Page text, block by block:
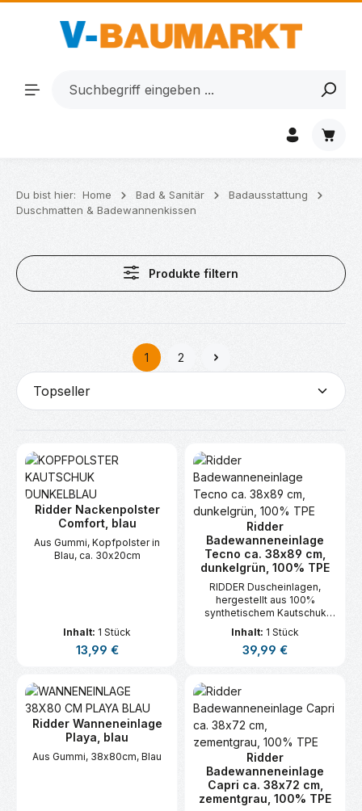
Zum Hauptinhalt springen
Du bist hier: Home Bad & Sanitär
Badausstattung
Duschmatten & Badewannenkissen
Produkte filtern
Seite
1
Seite
2
Ridder Nackenpolster
Comfort, blau
Aus Gummi, Kopfpolster in
Blau, ca. 30x20cm
Inhalt: 1 Stück
Regulärer Preis:
13,99 €
Ridder
Badewanneneinlage
Tecno ca. 38x89 cm,
dunkelgrün, 100% TPE
RIDDER Duscheinlagen,
hergestellt aus 100%
synthetischem Kautschuk
(TPE).
Inhalt: 1 Stück
Regulärer Preis:
39,99 €
Ridder Wanneneinlage
Playa, blau
Aus Gummi, 38x80cm, Blau
Ridder
Badewanneneinlage
Capri ca. 38x72 cm,
zementgrau, 100% TPE